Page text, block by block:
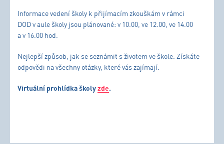
Informace vedení školy k přijímacím zkouškám v rámci
DOD v aule školy jsou plánované: v 10.00, ve 12.00, ve 14.00
a v 16.00 hod.
Nejlepší způsob, jak se seznámit s životem ve škole. Získáte
odpovědi na všechny otázky, které vás zajímají.
Virtuální prohlídka školyzde.